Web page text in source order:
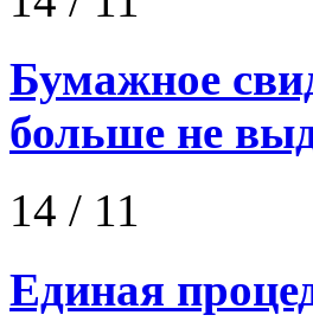
Бумажное
больше не
14 / 11
Единая